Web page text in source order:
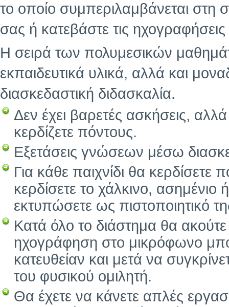
το οποίο συμπεριλαμβάνεται στη
σας ή κατεβάστε τις
Η σειρά των πολυμεσικών
εκπαιδευτικά υλικά, αλλά και
διασκεδαστική διδασκαλία.
Δεν έχει βαρετές ασκήσεις,
κερδίζετε πόντους.
Εξετάσεις γνώσεων μέσω
Για κάθε παιχνίδι θα
κερδίσετε το χάλκινο,
εκτυπώσετε ως πιστοποιητικό
Κατά όλο το διάστημα θα
ηχογράφηση στο μικρόφωνο
κατευθείαν και μετά να
του φυσικού ομιλητή.
Θα έχετε να κάνετε απλές